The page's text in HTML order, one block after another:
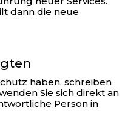
dann die neue
haben, schreiben
Sie sich direkt an
Person in